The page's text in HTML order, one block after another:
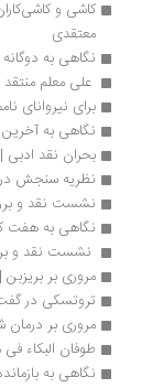
معتقدی
نگاهی به دوگانه
علی معلم منتقد ابن
برای نیروانای ناممکن
نگاهی به آخرین روز
بحران نقد ادبی |
نظریه سنجش در علوم
نشست نقد و بررسی
نگاهی به هفت کافه
نشست نقد و بررسی
مروری بر بریزبن |
تروتسکی در گفت‌وگو
مروری بر درمان شناختی‎رفتاری | محمود امیربیگی
طوفان البکاء فی
نگاهی به بازمانده روز